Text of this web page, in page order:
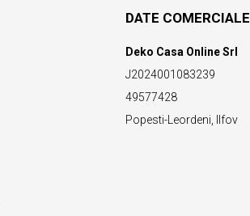
DATE COMERCIALE
Deko Casa Online Srl
J2024001083239
49577428
Popesti-Leordeni, Ilfov